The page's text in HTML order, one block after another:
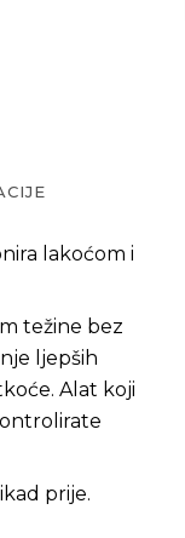
lakoćom i
težine bez
ljepših
Alat koji
prije.